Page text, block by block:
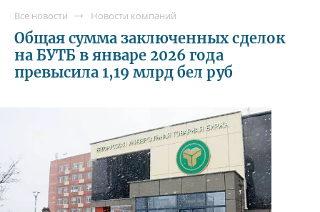
Все новости Новости компаний
Общая сумма заключенных сделок
на БУТБ в январе 2026 года
превысила 1,19 млрд бел руб